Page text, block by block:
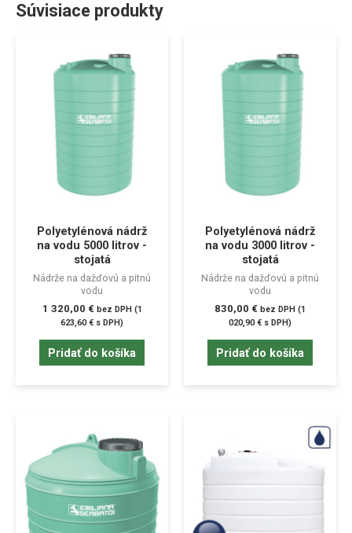
Súvisiace produkty
Polyetylénová nádrž
na vodu 5000 litrov -
stojatá
Nádrže na dažďovú a pitnú
vodu
1 320,00 € bez DPH (1
623,60€ s DPH)
Pridať do košíka
Polyetylénová nádrž
na vodu 3000 litrov -
stojatá
Nádrže na dažďovú a pitnú
vodu
830,00 € bez DPH (1
020,90€ s DPH)
Pridať do košíka